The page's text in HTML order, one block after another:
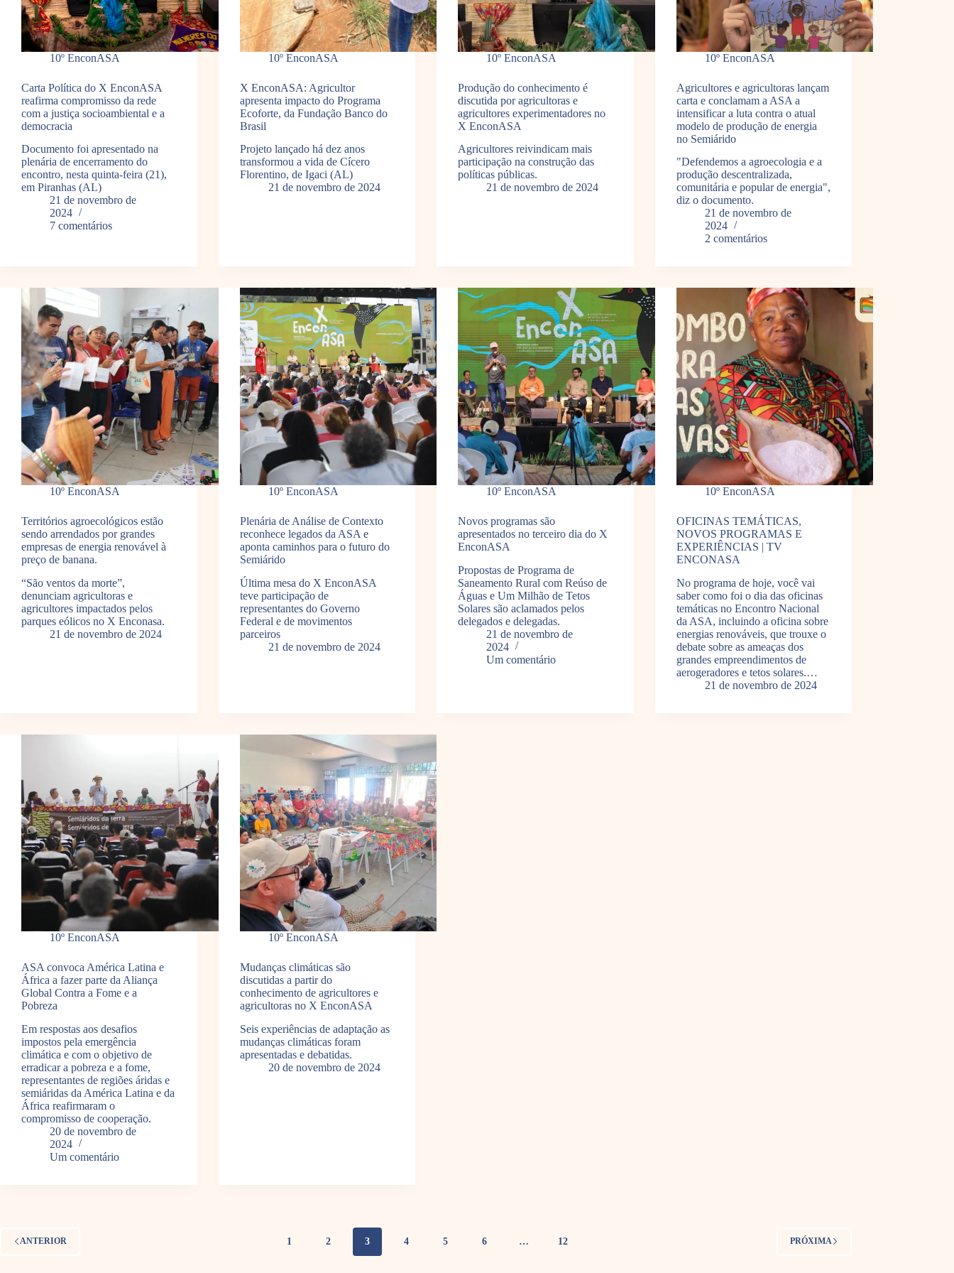
10º EnconASA
Carta Política do X EnconASA
reafirma compromisso da rede
com a justiça socioambiental e a
democracia
Documento foi apresentado na
plenária de encerramento do
encontro, nesta quinta-feira (21),
em Piranhas (AL)
21 de novembro de
2024
7 comentários
10º EnconASA
X EnconASA: Agricultor
apresenta impacto do Programa
Ecoforte, da Fundação Banco do
Brasil
Projeto lançado há dez anos
transformou a vida de Cícero
Florentino, de Igaci (AL)
21 de novembro de 2024
10º EnconASA
Produção do conhecimento é
discutida por agricultoras e
agricultores experimentadores no
X EnconASA
Agricultores reivindicam mais
participação na construção das
políticas públicas.
21 de novembro de 2024
10º EnconASA
Agricultores e agricultoras lançam
carta e conclamam a ASA a
intensificar a luta contra o atual
modelo de produção de energia
no Semiárido
"Defendemos a agroecologia e a
produção descentralizada,
comunitária e popular de energia",
diz o documento.
21 de novembro de
2024
2 comentários
10º EnconASA
Territórios agroecológicos estão
sendo arrendados por grandes
empresas de energia renovável à
preço de banana.
“São ventos da morte”,
denunciam agricultoras e
agricultores impactados pelos
parques eólicos no X Enconasa.
21 de novembro de 2024
10º EnconASA
Plenária de Análise de Contexto
reconhece legados da ASA e
aponta caminhos para o futuro do
Semiárido
Última mesa do X EnconASA
teve participação de
representantes do Governo
Federal e de movimentos
parceiros
21 de novembro de 2024
10º EnconASA
Novos programas são
apresentados no terceiro dia do X
EnconASA
Propostas de Programa de
Saneamento Rural com Reúso de
Águas e Um Milhão de Tetos
Solares são aclamados pelos
delegados e delegadas.
21 de novembro de
2024
Um comentário
10º EnconASA
OFICINAS TEMÁTICAS,
NOVOS PROGRAMAS E
EXPERIÊNCIAS | TV
ENCONASA
No programa de hoje, você vai
saber como foi o dia das oficinas
temáticas no Encontro Nacional
da ASA, incluindo a oficina sobre
energias renováveis, que trouxe o
debate sobre as ameaças dos
grandes empreendimentos de
aerogeradores e tetos solares.…
21 de novembro de 2024
10º EnconASA
ASA convoca América Latina e
África a fazer parte da Aliança
Global Contra a Fome e a
Pobreza
Em respostas aos desafios
impostos pela emergência
climática e com o objetivo de
erradicar a pobreza e a fome,
representantes de regiões áridas e
semiáridas da América Latina e da
África reafirmaram o
compromisso de cooperação.
20 de novembro de
2024
Um comentário
10º EnconASA
Mudanças climáticas são
discutidas a partir do
conhecimento de agricultores e
agricultoras no X EnconASA
Seis experiências de adaptação as
mudanças climáticas foram
apresentadas e debatidas.
20 de novembro de 2024
ANTERIOR 1 2 3 4 5 6 … 12 PRÓXIMA